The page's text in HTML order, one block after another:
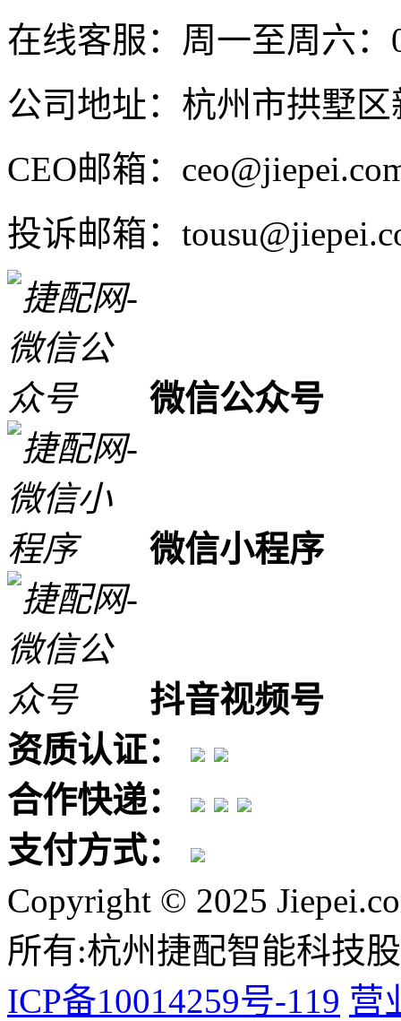
在线客服：周一至周六：
公司地址：杭州市拱墅
CEO邮箱：
投诉邮箱：
微信公众号
微信小程序
抖音视频号
资质认证：
合作快递：
支付方式：
Copyright © 2025
所有:杭州捷配智能科技
ICP备10014259号-119 营